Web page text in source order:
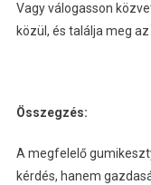
Vagy válogasson
közül, és találja meg
Összegzés:
A megfelelő
kérdés, hanem